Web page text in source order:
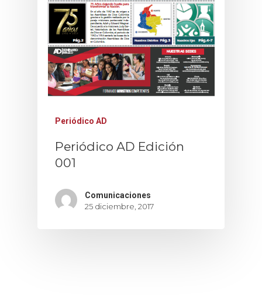
Periódico AD
Periódico AD Edición
001
Comunicaciones
25 diciembre, 2017